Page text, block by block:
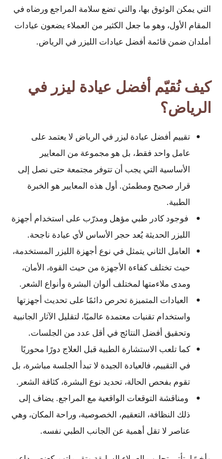
التي يمكن الوثوق بها، والتي تضع سلامة المراجع ورضاه في
المقام الأول، وهو ما جعل الكثير من العملاء يضعون عيادات
أملدان ضمن قائمة أفضل عيادات الليزر في الرياض.
كيف نُقيّم أفضل عيادة ليزر في
الرياض؟
تقييم أفضل عيادة ليزر في الرياض لا يعتمد على
عامل واحد فقط، بل هو مجموعة من المعايير
الأساسية التي يجب أن تتوفر مجتمعة حتى نصل إلى
قرار صحيح ومطمئن. أول هذه المعايير هو الخبرة
الطبية.
فوجود كادر طبي مؤهل ومدرّب على استخدام أجهزة
الليزر الحديثة يُعد حجر الأساس لأي عيادة ناجحة.
العامل الثاني يتمثل في نوع أجهزة الليزر المستخدمة،
حيث تختلف كفاءة الأجهزة من حيث القوة، الأمان،
ومدى ملاءمتها لمختلف ألوان البشرة وأنواع الشعر.
العيادات المتميزة تحرص دائمًا على تحديث أجهزتها
واستخدام تقنيات معتمدة عالميًا، لتقليل الآثار الجانبية
وتحقيق أفضل النتائج في أقل عدد من الجلسات.
كما تلعب الاستشارة الطبية قبل العلاج دورًا محوريًا
في التقييم، فالعيادة الجيدة لا تبدأ الجلسة مباشرة، بل
تقوم بفحص الحالة، تحديد نوع البشرة، كثافة الشعر.
ومناقشة التوقعات الواقعية مع المراجع. يضاف إلى
ذلك النظافة، التعقيم، الخصوصية، وراحة المكان، وهي
عناصر لا تقل أهمية عن الجانب الطبي نفسه.